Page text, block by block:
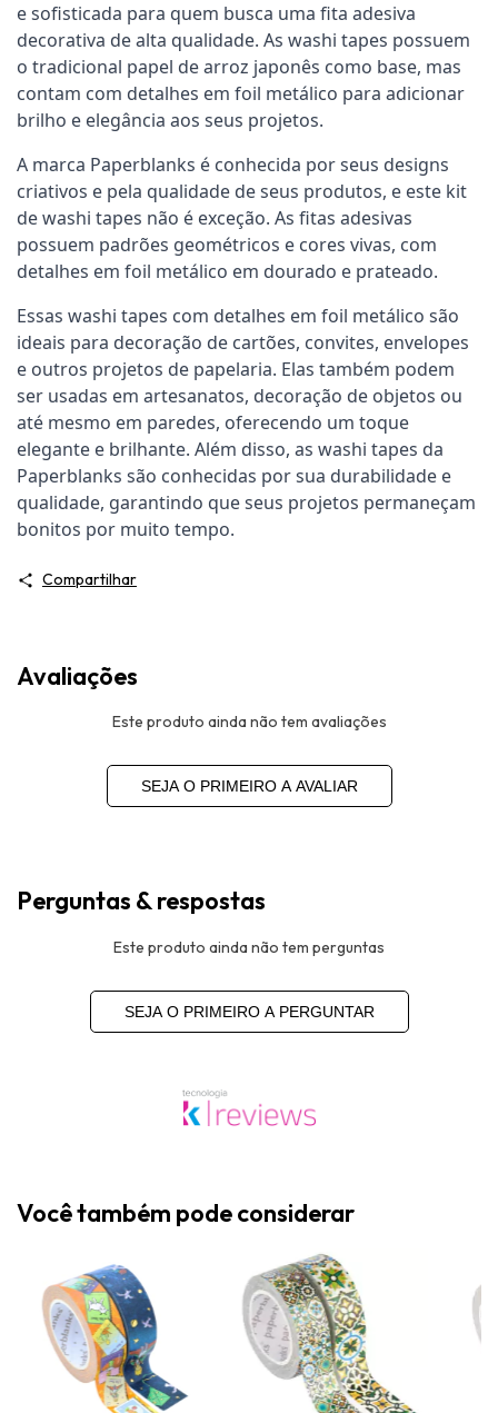
e sofisticada para quem busca uma fita adesiva
decorativa de alta qualidade. As washi tapes possuem
o tradicional papel de arroz japonês como base, mas
contam com detalhes em foil metálico para adicionar
brilho e elegância aos seus projetos.
A marca Paperblanks é conhecida por seus designs
criativos e pela qualidade de seus produtos, e este kit
de washi tapes não é exceção. As fitas adesivas
possuem padrões geométricos e cores vivas, com
detalhes em foil metálico em dourado e prateado.
Essas washi tapes com detalhes em foil metálico são
ideais para decoração de cartões, convites, envelopes
e outros projetos de papelaria. Elas também podem
ser usadas em artesanatos, decoração de objetos ou
até mesmo em paredes, oferecendo um toque
elegante e brilhante. Além disso, as washi tapes da
Paperblanks são conhecidas por sua durabilidade e
qualidade, garantindo que seus projetos permaneçam
bonitos por muito tempo.
Compartilhar
Avaliações
Este produto ainda não tem avaliações
SEJA O PRIMEIRO A AVALIAR
Perguntas & respostas
Este produto ainda não tem perguntas
SEJA O PRIMEIRO A PERGUNTAR
Você também pode considerar